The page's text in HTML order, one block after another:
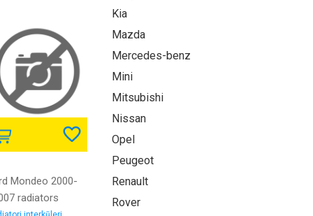
Mondeo 2000-
radiators
Kia
Mazda
Mercedes-benz
Mini
Mitsubishi
Nissan
Opel
Peugeot
Renault
Rover